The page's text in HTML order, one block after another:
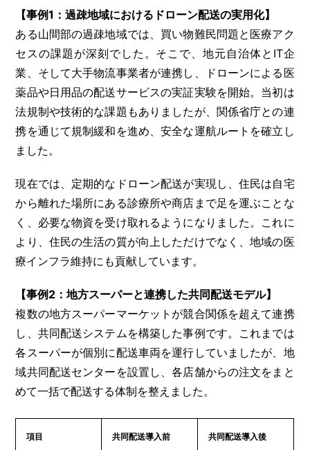
【事例1：過疎地域におけるドローン配送の実用化】
ある山間部の過疎地域では、買い物難民問題と医療アク
セスの課題が深刻でした。そこで、地元自治体とIT企
業、そして大手物流事業者が連携し、ドローンによる医
薬品や日用品の配送サービスの実証実験を開始。当初は
法規制や技術的な課題もありましたが、関係省庁との連
携を通じて規制緩和を進め、安全な運航ルートを確立し
ました。
現在では、定期的なドローン配送が実現し、住民は自宅
から離れた場所にある診療所や商店まで足を運ぶことな
く、必要な物資を受け取れるようになりました。これに
より、住民の生活の質が向上しただけでなく、地域の医
療インフラ維持にも貢献しています。
【事例2：地方スーパーと連携した共同配送モデル】
複数の地方スーパーマーケットが競合関係を超えて連携
し、共同配送システムを構築した事例です。これまでは
各スーパーが個別に配送車両を運行していましたが、地
域共同配送センターを設置し、各店舗からの注文をまと
めて一括で配送する体制を整えました。
項目 共同配送導入前 共同配送導入後